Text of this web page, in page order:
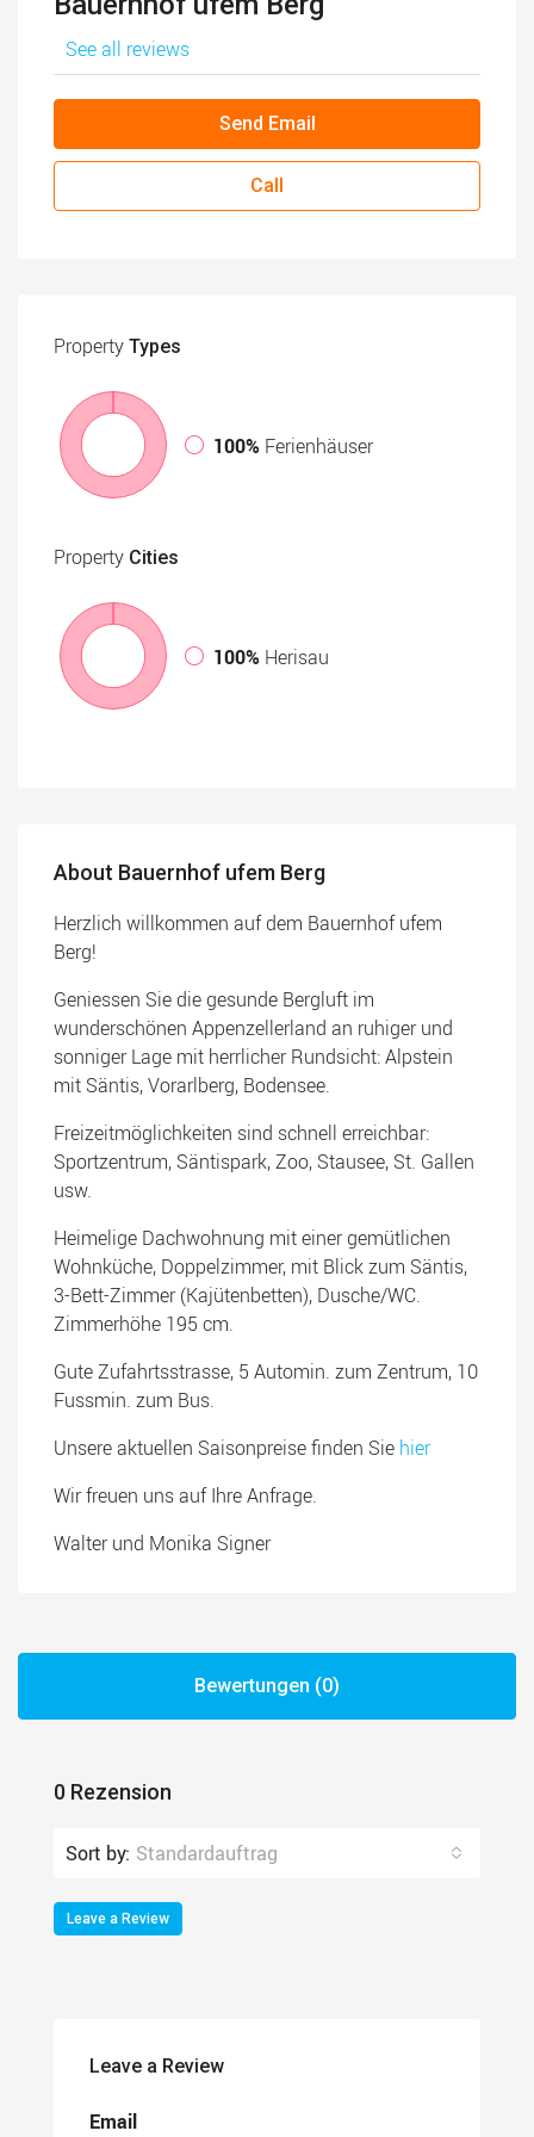
See all reviews
Send Email
Call
Property Types
100% Ferienhäuser
Property Cities
100% Herisau
About Bauernhof ufem Berg
Herzlich willkommen auf dem Bauernhof ufem
Berg!
Geniessen Sie die gesunde Bergluft im
wunderschönen Appenzellerland an ruhiger und
sonniger Lage mit herrlicher Rundsicht: Alpstein
mit Säntis, Vorarlberg, Bodensee.
Freizeitmöglichkeiten sind schnell erreichbar:
Sportzentrum, Säntispark, Zoo, Stausee, St. Gallen
usw.
Heimelige Dachwohnung mit einer gemütlichen
Wohnküche, Doppelzimmer, mit Blick zum Säntis,
3-Bett-Zimmer (Kajütenbetten), Dusche/WC.
Zimmerhöhe 195 cm.
Gute Zufahrtsstrasse, 5 Automin. zum Zentrum, 10
Fussmin. zum Bus.
Unsere aktuellen Saisonpreise finden Sie hier
Wir freuen uns auf Ihre Anfrage.
Walter und Monika Signer
Bewertungen (0)
0 Rezension
Sort by: Standardauftrag
Leave a Review
Leave a Review
Email